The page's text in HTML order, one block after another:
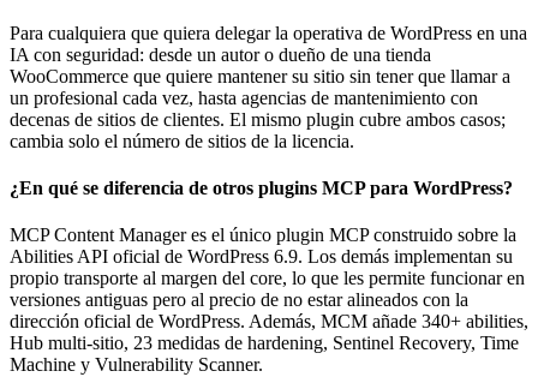
Para cualquiera que quiera delegar la operativa de WordPress en una
IA con seguridad: desde un autor o dueño de una tienda
WooCommerce que quiere mantener su sitio sin tener que llamar a
un profesional cada vez, hasta agencias de mantenimiento con
decenas de sitios de clientes. El mismo plugin cubre ambos casos;
cambia solo el número de sitios de la licencia.
¿En qué se diferencia de otros plugins MCP para WordPress?
MCP Content Manager es el único plugin MCP construido sobre la
Abilities API oficial de WordPress 6.9. Los demás implementan su
propio transporte al margen del core, lo que les permite funcionar en
versiones antiguas pero al precio de no estar alineados con la
dirección oficial de WordPress. Además, MCM añade 340+ abilities,
Hub multi-sitio, 23 medidas de hardening, Sentinel Recovery, Time
Machine y Vulnerability Scanner.